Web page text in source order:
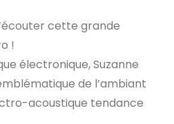
cette grande
!
électronique, Suzanne
de l’ambiant
acoustique tendance